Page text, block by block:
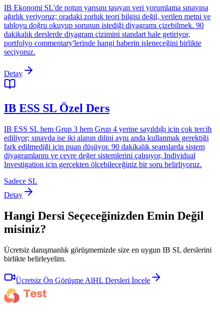
IB Ekonomi SL'de notun yarısını taşıyan veri yorumlama sınavına
ağırlık veriyoruz; oradaki zorluk teori bilgisi değil, verilen metni ve
tabloyu doğru okuyup sorunun istediği diyagramı çizebilmek. 90
dakikalık derslerde diyagram çizimini standart hale getiriyor,
portfolyo commentary'lerinde hangi haberin işleneceğini birlikte
seçiyoruz.
Detay
IB ESS SL Özel Ders
IB ESS SL hem Grup 3 hem Grup 4 yerine sayıldığı için çok tercih
ediliyor; sınavda ise iki alanın dilini aynı anda kullanmak gerektiği
fark edilmediği için puan düşüyor. 90 dakikalık seanslarda sistem
diyagramlarını ve çevre değer sistemlerini çalışıyor, Individual
Investigation için gerçekten ölçebileceğiniz bir soru belirliyoruz.
Sadece SL
Detay
Hangi Dersi Seçeceğinizden Emin Değil
misiniz?
Ücretsiz danışmanlık görüşmemizde size en uygun IB SL derslerini
birlikte belirleyelim.
Ücretsiz Ön Görüşme AlHL Dersleri İncele